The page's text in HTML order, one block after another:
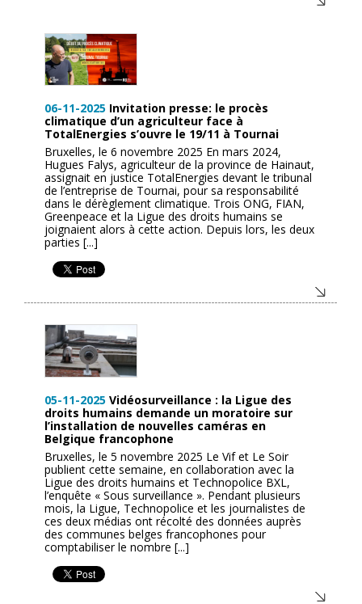
06-11-2025 Invitation presse: le procès
climatique d’un agriculteur face à
TotalEnergies s’ouvre le 19/11 à Tournai
Bruxelles, le 6 novembre 2025 En mars 2024,
Hugues Falys, agriculteur de la province de Hainaut,
assignait en justice TotalEnergies devant le tribunal
de l’entreprise de Tournai, pour sa responsabilité
dans le dérèglement climatique. Trois ONG, FIAN,
Greenpeace et la Ligue des droits humains se
joignaient alors à cette action. Depuis lors, les deux
parties [...]
05-11-2025 Vidéosurveillance : la Ligue des
droits humains demande un moratoire sur
l’installation de nouvelles caméras en
Belgique francophone
Bruxelles, le 5 novembre 2025 Le Vif et Le Soir
publient cette semaine, en collaboration avec la
Ligue des droits humains et Technopolice BXL,
l’enquête « Sous surveillance ». Pendant plusieurs
mois, la Ligue, Technopolice et les journalistes de
ces deux médias ont récolté des données auprès
des communes belges francophones pour
comptabiliser le nombre [...]